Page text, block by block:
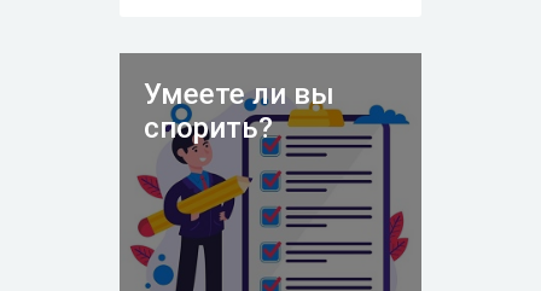
перестают быть чем то
ли нечто подобное в твоей
семье?
Умеете ли вы
спорить?